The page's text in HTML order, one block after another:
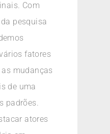
Com
pesquisa
fatores
mudanças
de uma
padrões.
atores